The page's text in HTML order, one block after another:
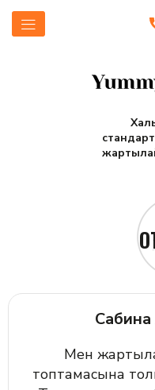
Мен
топтамасына